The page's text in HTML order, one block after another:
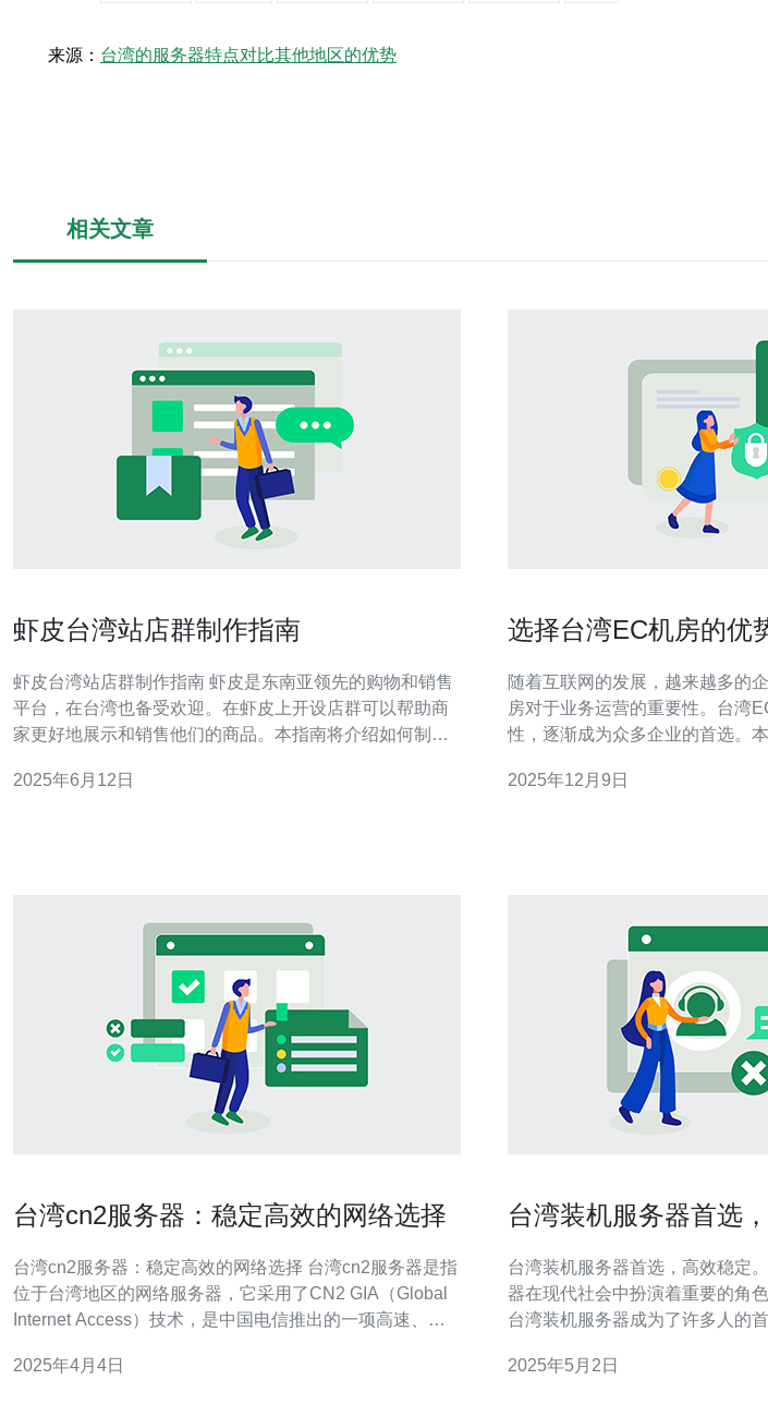
来源： 台湾的服务器特点对比其他地区的优势
相关文章
虾皮台湾站店群制作指南
虾皮台湾站店群制作指南 虾皮是东南亚领先的购物和销售
平台，在台湾也备受欢迎。在虾皮上开设店群可以帮助商
家更好地展示和销售他们的商品。本指南将介绍如何制作
在虾皮上注册一个账号。您可以使用您的电子邮件地址或
2025年6月12日
选择台湾EC机房的优
随着互联网的发展，越来越多的
房对于业务运营的重要性。台湾
性，逐渐成为众多企业的首选。
首先，台湾的地理位置非常优越
2025年12月9日
台湾cn2服务器：稳定高效的网络选择
台湾cn2服务器：稳定高效的网络选择 台湾cn2服务器是指
位于台湾地区的网络服务器，它采用了CN2 GIA（Global
Internet Access）技术，是中国电信推出的一项高速、稳
络连接，确保用户可以持续地访问和使用互联网。它采用
2025年4月4日
台湾装机服务器首选，
台湾装机服务器首选，高效稳定。 随着科技的发展，服务
器在现代社会中扮演着重要的角
台湾装机服务器成为了许多人的
特点。台湾作为亚太地区的科技
2025年5月2日